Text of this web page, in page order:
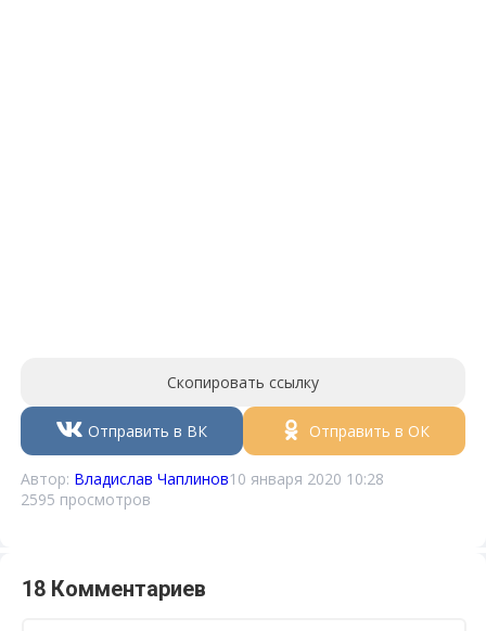
Скопировать ссылку
Отправить в ВК Отправить в ОК
Автор: Владислав Чаплинов10 января 2020 10:28
2595 просмотров
18 Комментариев